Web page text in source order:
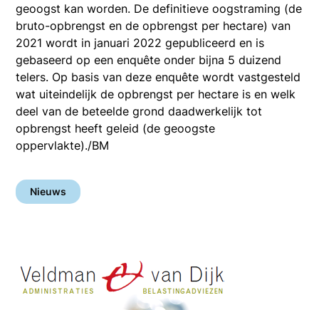
geoogst kan worden. De definitieve oogstraming (de
bruto-opbrengst en de opbrengst per hectare) van
2021 wordt in januari 2022 gepubliceerd en is
gebaseerd op een enquête onder bijna 5 duizend
telers. Op basis van deze enquête wordt vastgesteld
wat uiteindelijk de opbrengst per hectare is en welk
deel van de beteelde grond daadwerkelijk tot
opbrengst heeft geleid (de geoogste
oppervlakte)./BM
Nieuws